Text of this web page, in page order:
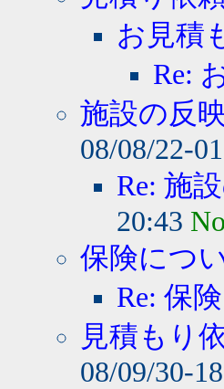
お見積
Re:
施設の反
08/08/22-
Re: 施
20:43
保険につ
Re: 保
見積もり
08/09/30-